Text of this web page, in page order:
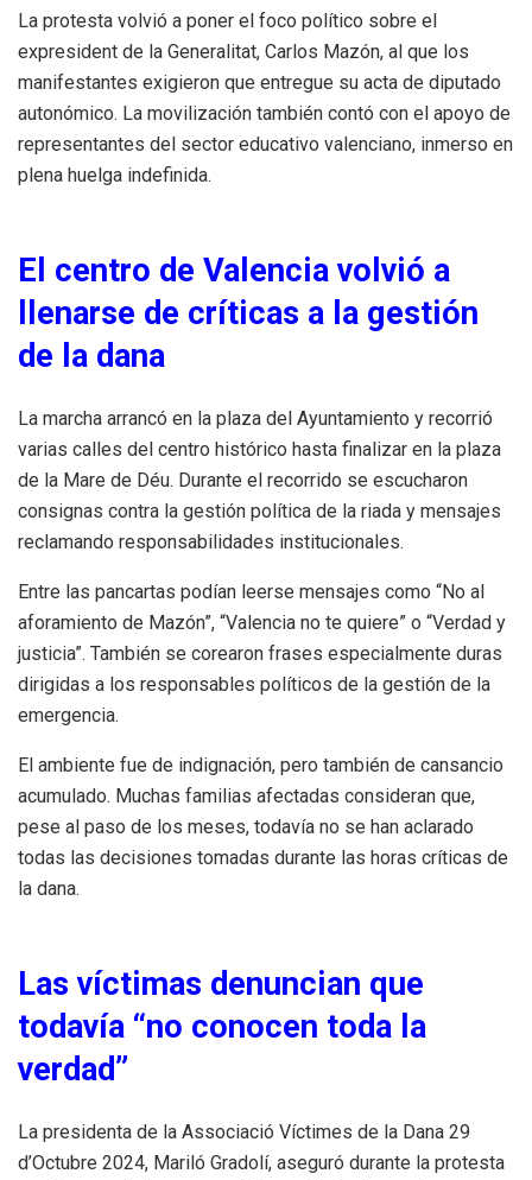
La protesta volvió a poner el foco político sobre el
expresident de la Generalitat, Carlos Mazón, al que los
manifestantes exigieron que entregue su acta de diputado
autonómico. La movilización también contó con el apoyo de
representantes del sector educativo valenciano, inmerso en
plena huelga indefinida.
El centro de Valencia volvió a
llenarse de críticas a la gestión
de la dana
La marcha arrancó en la plaza del Ayuntamiento y recorrió
varias calles del centro histórico hasta finalizar en la plaza
de la Mare de Déu. Durante el recorrido se escucharon
consignas contra la gestión política de la riada y mensajes
reclamando responsabilidades institucionales.
Entre las pancartas podían leerse mensajes como “No al
aforamiento de Mazón”, “Valencia no te quiere” o “Verdad y
justicia”. También se corearon frases especialmente duras
dirigidas a los responsables políticos de la gestión de la
emergencia.
El ambiente fue de indignación, pero también de cansancio
acumulado. Muchas familias afectadas consideran que,
pese al paso de los meses, todavía no se han aclarado
todas las decisiones tomadas durante las horas críticas de
la dana.
Las víctimas denuncian que
todavía “no conocen toda la
verdad”
La presidenta de la Associació Víctimes de la Dana 29
d’Octubre 2024, Mariló Gradolí, aseguró durante la protesta